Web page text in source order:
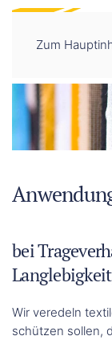
Zum
bei
Wir veredeln
schützen sollen,